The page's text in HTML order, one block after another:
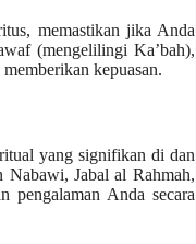
memastikan jika Anda
(mengelilingi Ka’bah),
kepuasan.
yang signifikan di dan
Jabal al Rahmah,
pengalaman Anda secara